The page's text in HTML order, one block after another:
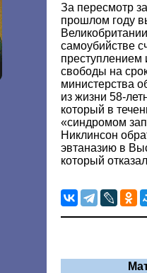
За пересмотр
прошлом году
самоубийстве
свободы на
министерства
из жизни 58-
который в
«синдромом
Никлинсон
эвтаназию в
который